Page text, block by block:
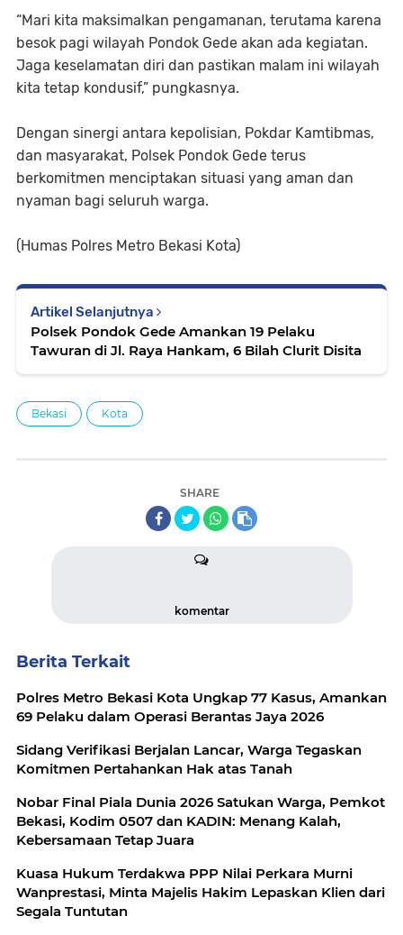
“Mari kita maksimalkan pengamanan, terutama karena
besok pagi wilayah Pondok Gede akan ada kegiatan.
Jaga keselamatan diri dan pastikan malam ini wilayah
kita tetap kondusif,” pungkasnya.
Dengan sinergi antara kepolisian, Pokdar Kamtibmas,
dan masyarakat, Polsek Pondok Gede terus
berkomitmen menciptakan situasi yang aman dan
nyaman bagi seluruh warga.
(Humas Polres Metro Bekasi Kota)
Artikel Selanjutnya
Polsek Pondok Gede Amankan 19 Pelaku
Tawuran di Jl. Raya Hankam, 6 Bilah Clurit Disita
Bekasi Kota
SHARE
komentar
Berita Terkait
Polres Metro Bekasi Kota Ungkap 77 Kasus, Amankan
69 Pelaku dalam Operasi Berantas Jaya 2026
Sidang Verifikasi Berjalan Lancar, Warga Tegaskan
Komitmen Pertahankan Hak atas Tanah
Nobar Final Piala Dunia 2026 Satukan Warga, Pemkot
Bekasi, Kodim 0507 dan KADIN: Menang Kalah,
Kebersamaan Tetap Juara
Kuasa Hukum Terdakwa PPP Nilai Perkara Murni
Wanprestasi, Minta Majelis Hakim Lepaskan Klien dari
Segala Tuntutan